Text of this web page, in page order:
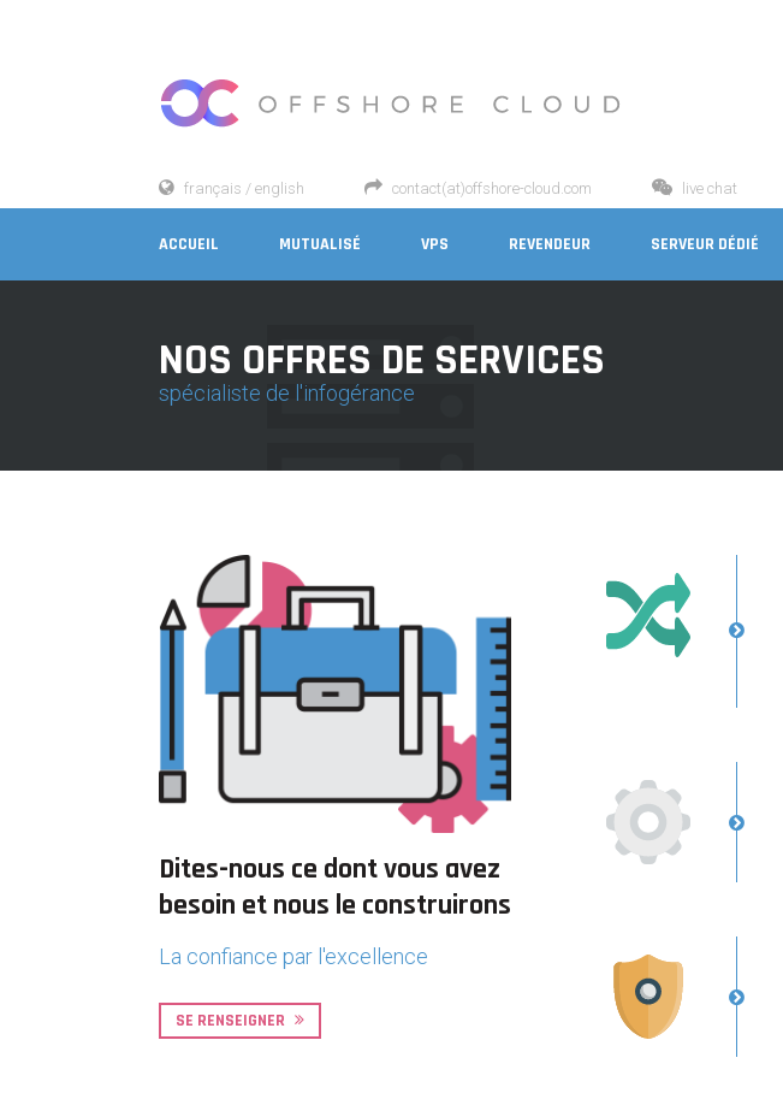
français / english contact(at)offshore-cloud.com live chat
ACCUEIL MUTUALISÉ VPS REVENDEUR SERVEUR DÉDIÉ
NOS OFFRES DE SERVICES
spécialiste de l'infogérance
Dites-nous ce dont vous avez
besoin et nous le construirons
La confiance par l'excellence
SE RENSEIGNER